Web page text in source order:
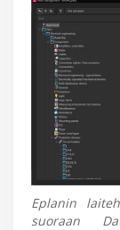
Eplanin
suoraan